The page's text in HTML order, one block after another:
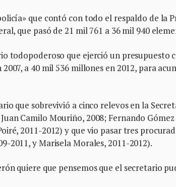
que contó con todo el respaldo de la
que pasó de 21 mil 761 a 36 mil 940
todopoderoso que ejerció un presupuesto
2007, a 40 mil 536 millones en 2012, para
que sobrevivió a cinco relevos en la
Camilo Mouriño, 2008; Fernando
2011-2012) y que vio pasar tres
2011, y Marisela Morales, 2011-2012).
quiere que pensemos que el secretario